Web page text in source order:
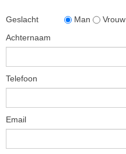
Geslacht Man
Vrouw
Achternaam
Telefoon
Email